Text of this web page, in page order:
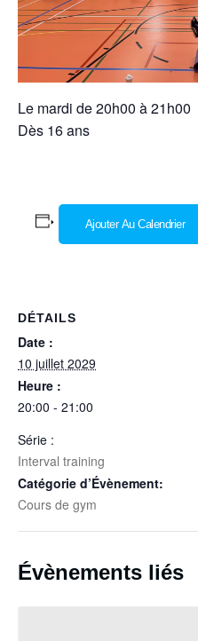
Le mardi de 20h00 à 21h00
Dès 16 ans
Ajouter Au Calendrier
DÉTAILS
Date :
10 juillet 2029
Heure :
20:00 - 21:00
Série :
Interval training
Catégorie d’Évènement:
Cours de gym
Évènements liés